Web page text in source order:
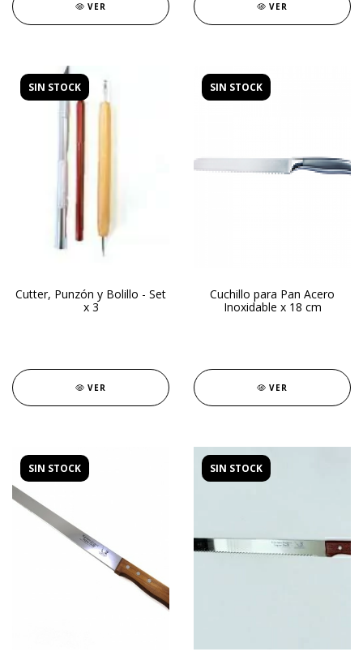
VER VER
SIN STOCK
Cutter, Punzón y Bolillo - Set
x 3
VER
SIN STOCK
Cuchillo para Pan Acero
Inoxidable x 18 cm
VER
SIN STOCK SIN STOCK